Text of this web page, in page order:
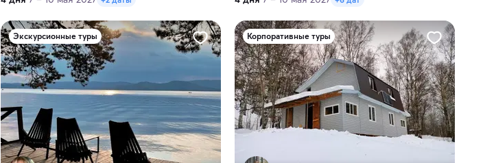
Экскурсионные туры Корпоративные туры